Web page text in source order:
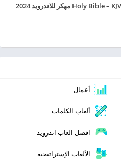
أعمال
ألعاب الكلمات
افضل العاب اندرويد
الألعاب الإستراتيجية